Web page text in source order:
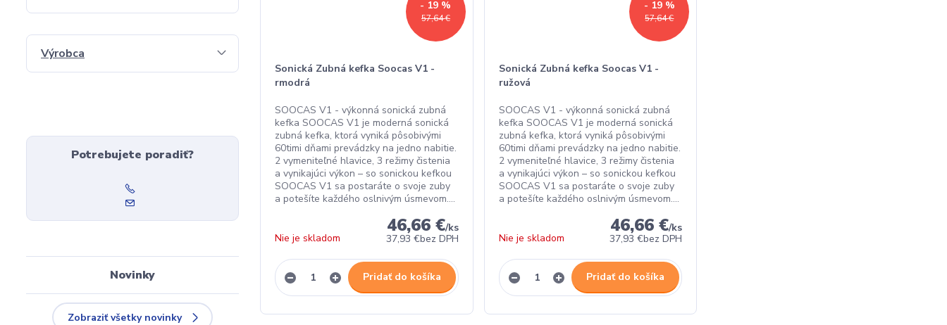
57,64 €
- 19 %
Sonická Zubná kefka Soocas V1 -
rmodrá
SOOCAS V1 - výkonná sonická zubná
kefka SOOCAS V1 je moderná sonická
zubná kefka, ktorá vyniká pôsobivými
60timi dňami prevádzky na jedno nabitie.
2 vymeniteľné hlavice, 3 režimy čistenia
a vynikajúci výkon – so sonickou kefkou
SOOCAS V1 sa postaráte o svoje zuby
a potešíte každého oslnivým úsmevom....
46,66 €/ks
37,93 €bez DPH
Nie je skladom
Pridať do košíka
57,64 €
- 19 %
Sonická Zubná kefka Soocas V1 -
ružová
SOOCAS V1 - výkonná sonická zubná
kefka SOOCAS V1 je moderná sonická
zubná kefka, ktorá vyniká pôsobivými
60timi dňami prevádzky na jedno nabitie.
2 vymeniteľné hlavice, 3 režimy čistenia
a vynikajúci výkon – so sonickou kefkou
SOOCAS V1 sa postaráte o svoje zuby
a potešíte každého oslnivým úsmevom....
46,66 €/ks
37,93 €bez DPH
Nie je skladom
Pridať do košíka
Výrobca
Potrebujete poradiť?
Novinky
Zobraziť všetky novinky